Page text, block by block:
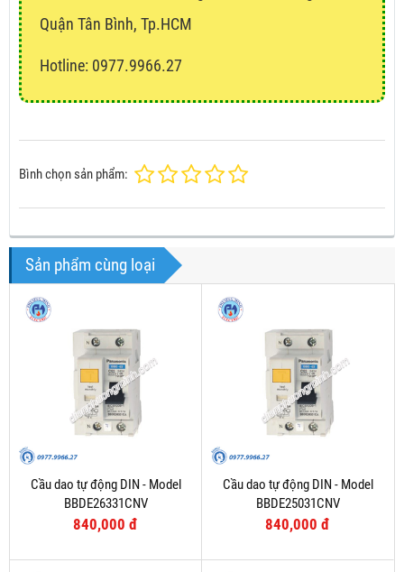
Quận Tân Bình, Tp.HCM
Hotline: 0977.9966.27
Bình chọn sản phẩm:
Sản phẩm cùng loại
Cầu dao tự động DIN - Model
BBDE26331CNV
840,000 đ
Cầu dao tự động DIN - Model
BBDE25031CNV
840,000 đ